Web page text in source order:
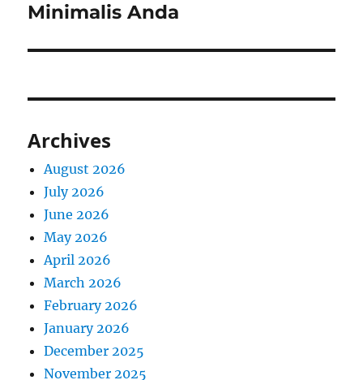
Minimalis Anda
Archives
August 2026
July 2026
June 2026
May 2026
April 2026
March 2026
February 2026
January 2026
December 2025
November 2025